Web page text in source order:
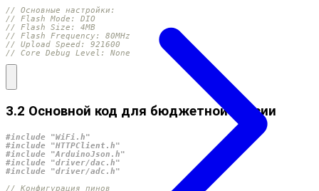
3.2 Основной код для бюджетной версии
#include
"WiFi.h"
#include
"HTTPClient.h"
#include
"ArduinoJson.h"
#include
"driver/dac.h"
#include
"driver/adc.h"